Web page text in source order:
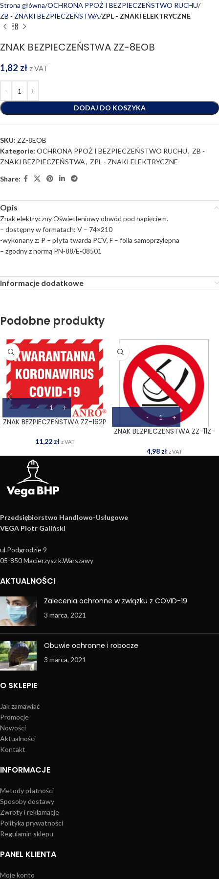
Strona główna OCHRONA PPOŻ I BEZPIECZEŃSTWO RUCHU
ZB - ZNAKI BEZPIECZEŃSTWA ZPL - ZNAKI ELEKTRYCZNE
ZNAK BEZPIECZEŃSTWA ZZ-8EOB
1,82 zł z VAT
DODAJ DO KOSZYKA
SKU: ZZ-8EOB
Kategorie: OCHRONA PPOŻ I BEZPIECZEŃSTWO RUCHU, ZB -
ZNAKI BEZPIECZEŃSTWA, ZPL - ZNAKI ELEKTRYCZNE
Share:
Opis
Znak elektryczny Oświetleniowy obwód pod napięciem.
– dostępny w formatach: V – 74×210
-wykonany z: P – płyta twarda PCV, F – folia samoprzylepna
– zgodny z normą PN-88/E-08501
Informacje dodatkowe
Podobne produkty
ZNAK BEZPIECZEŃSTWA ZZ-162P
11,22 zł z VAT
ZNAK BEZPIECZEŃSTWA ZZ-11Z-
4,98 zł z VAT
Przedsiębiorstwo Handlowo­-Usługowe
VEGA Piotr Galiński
ul.Podgrodzie 9
05-850 Macierzysz k.Warszawy
AKTUALNOŚCI
Zalecenia ochronne w związku z COVID-19
3 marca, 2021
Obuwie ochronne i robocze
3 marca, 2021
O SKLEPIE
Jak zamawiać
Promocje
Nowości
Aktualności
Kontakt
INFORMACJE
Metody płatności
Sposoby dostawy
Zwroty i reklamacje
Polityka prywatności
Regulamin sklepu
PANEL KLIENTA
Moje konto